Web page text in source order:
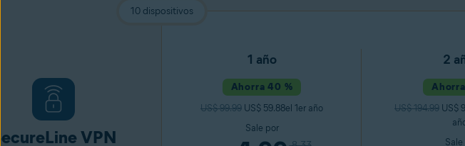
VPN
10 dispositivos
1 año
Ahorra 40 %
US$ 99.99 US$ 59.88el 1er año
Sale por
2
US$ 194.99 US$
Sale